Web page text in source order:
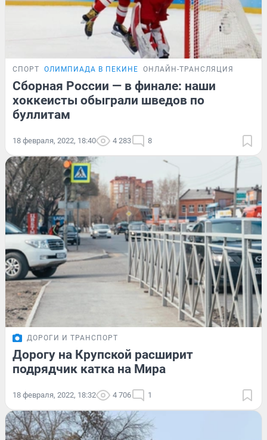
СПОРТ ОЛИМПИАДА В ПЕКИНЕ ОНЛАЙН-ТРАНСЛЯЦИЯ
Сборная России — в финале: наши
хоккеисты обыграли шведов по
буллитам
18 февраля, 2022, 18:40 4 283 8
ДОРОГИ И ТРАНСПОРТ
Дорогу на Крупской расширит
подрядчик катка на Мира
18 февраля, 2022, 18:32 4 706 1